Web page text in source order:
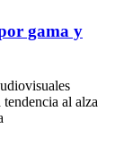
gama y
al alza